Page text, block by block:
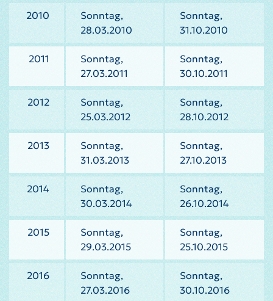
2010
Sonntag,
28.03.2010
Sonntag,
31.10.2010
2011
Sonntag,
27.03.2011
Sonntag,
30.10.2011
2012
Sonntag,
25.03.2012
Sonntag,
28.10.2012
2013
Sonntag,
31.03.2013
Sonntag,
27.10.2013
2014
Sonntag,
30.03.2014
Sonntag,
26.10.2014
2015
Sonntag,
29.03.2015
Sonntag,
25.10.2015
2016
Sonntag,
27.03.2016
Sonntag,
30.10.2016